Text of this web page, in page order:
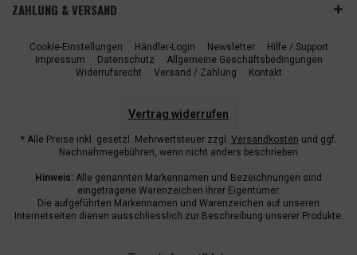
ZAHLUNG & VERSAND
Cookie-Einstellungen Händler-Login Newsletter
Hilfe / Support
Impressum
Datenschutz
Allgemeine Geschäftsbedingungen
Widerrufsrecht
Versand / Zahlung Kontakt
Vertrag widerrufen
* Alle Preise inkl. gesetzl. Mehrwertsteuer zzgl. Versandkosten und ggf.
Nachnahmegebühren, wenn nicht anders beschrieben
Hinweis: Alle genannten Markennamen und Bezeichnungen sind
eingetragene Warenzeichen ihrer Eigentümer.
Die aufgeführten Markennamen und Warenzeichen auf unseren
Internetseiten dienen ausschliesslich zur Beschreibung unserer Produkte.